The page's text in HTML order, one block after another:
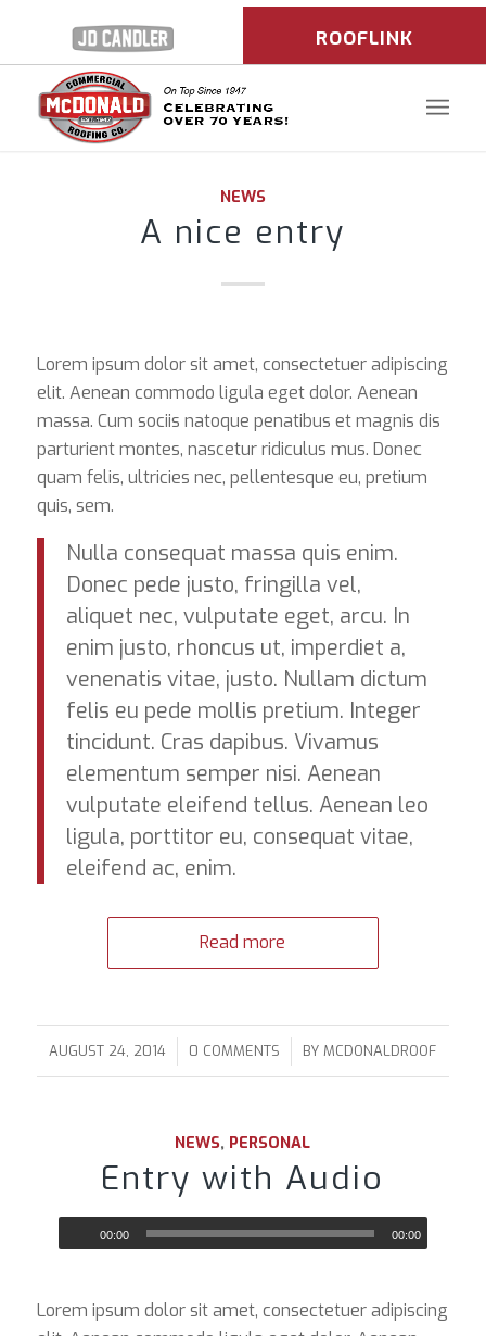
ROOFLINK
NEWS
A nice entry
Lorem ipsum dolor sit amet, consectetuer adipiscing
elit. Aenean commodo ligula eget dolor. Aenean
massa. Cum sociis natoque penatibus et magnis dis
parturient montes, nascetur ridiculus mus. Donec
quam felis, ultricies nec, pellentesque eu, pretium
quis, sem.
Nulla consequat massa quis enim.
Donec pede justo, fringilla vel,
aliquet nec, vulputate eget, arcu. In
enim justo, rhoncus ut, imperdiet a,
venenatis vitae, justo. Nullam dictum
felis eu pede mollis pretium. Integer
tincidunt. Cras dapibus. Vivamus
elementum semper nisi. Aenean
vulputate eleifend tellus. Aenean leo
ligula, porttitor eu, consequat vitae,
eleifend ac, enim.
Read more
AUGUST 24, 2014
/ 0 COMMENTS
/ BYMCDONALDROOF
NEWS, PERSONAL
Entry with Audio
00:00 00:00
Lorem ipsum dolor sit amet, consectetuer adipiscing